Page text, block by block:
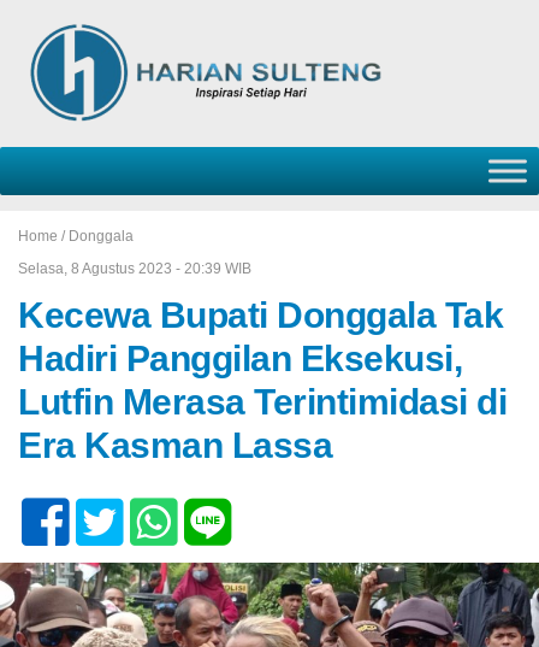
Home / Donggala
Selasa, 8 Agustus 2023 - 20:39 WIB
Kecewa Bupati Donggala Tak
Hadiri Panggilan Eksekusi,
Lutfin Merasa Terintimidasi di
Era Kasman Lassa